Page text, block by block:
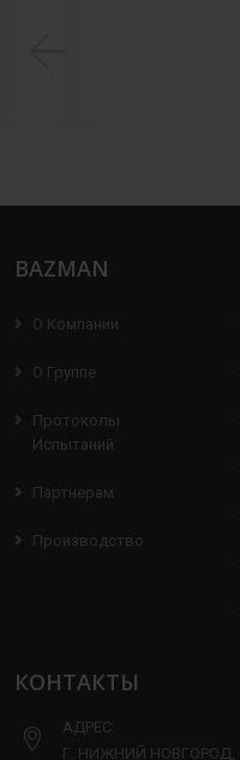
BAZMAN
О Компании
О Группе
Протоколы
Испытаний
Партнерам
Производство
КОНТАКТЫ
АДРЕС:
Г. НИЖНИЙ НОВГОРОД,